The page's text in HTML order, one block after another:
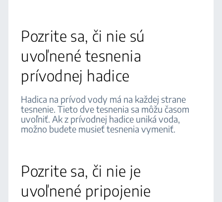
Pozrite sa, či nie sú
uvoľnené tesnenia
prívodnej hadice
Hadica na prívod vody má na každej strane
tesnenie. Tieto dve tesnenia sa môžu časom
uvoľniť. Ak z prívodnej hadice uniká voda,
možno budete musieť tesnenia vymeniť.
Pozrite sa, či nie je
uvoľnené pripojenie